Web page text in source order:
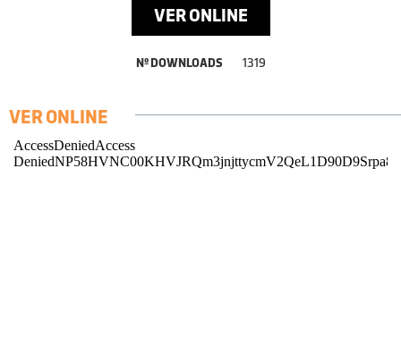
VER ONLINE
Nº DOWNLOADS 1319
VER ONLINE